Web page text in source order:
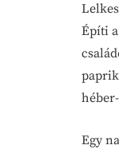
Építi
Egy